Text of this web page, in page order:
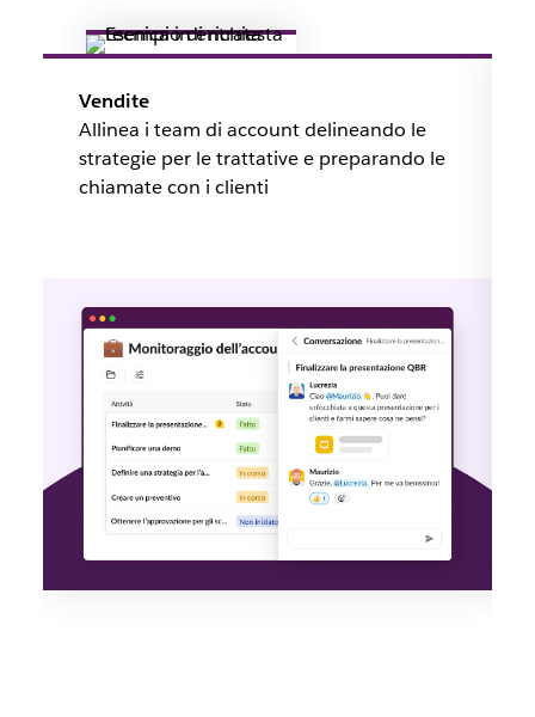
Vendite
Allinea i team di account delineando le
strategie per le trattative e preparando le
chiamate con i clienti